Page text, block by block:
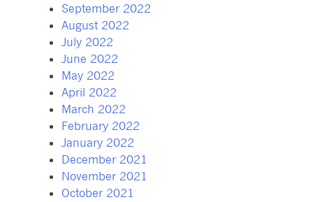
September 2022
August 2022
July 2022
June 2022
May 2022
April 2022
March 2022
February 2022
January 2022
December 2021
November 2021
October 2021